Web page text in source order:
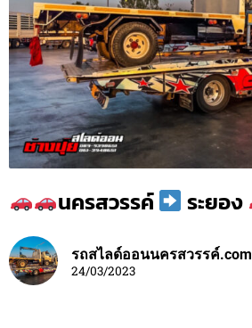
นครสวรรค์ ระยอง
รถสไลด์ออนนครสวรรค์.com
24/03/2023